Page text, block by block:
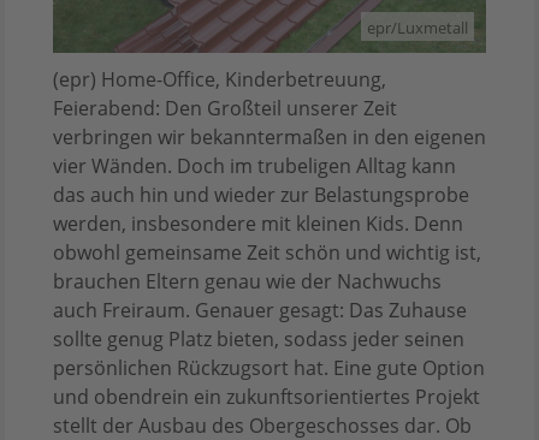
epr/Luxmetall
(epr) Home-Office, Kinderbetreuung,
Feierabend: Den Großteil unserer Zeit
verbringen wir bekanntermaßen in den eigenen
vier Wänden. Doch im trubeligen Alltag kann
das auch hin und wieder zur Belastungsprobe
werden, insbesondere mit kleinen Kids. Denn
obwohl gemeinsame Zeit schön und wichtig ist,
brauchen Eltern genau wie der Nachwuchs
auch Freiraum. Genauer gesagt: Das Zuhause
sollte genug Platz bieten, sodass jeder seinen
persönlichen Rückzugsort hat. Eine gute Option
und obendrein ein zukunftsorientiertes Projekt
stellt der Ausbau des Obergeschosses dar. Ob